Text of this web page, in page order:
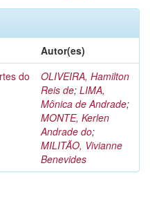
Autor(es)
do
OLIVEIRA, Hamilton
Reis de; LIMA,
Mônica de Andrade;
MONTE, Kerlen
Andrade do;
MILITÃO, Vivianne
Benevides